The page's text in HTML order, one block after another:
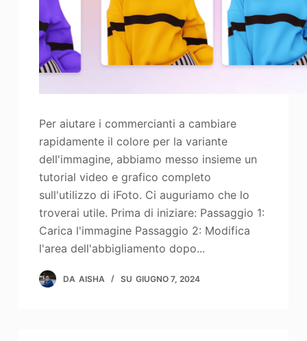
Per aiutare i commercianti a cambiare
rapidamente il colore per la variante
dell'immagine, abbiamo messo insieme un
tutorial video e grafico completo
sull'utilizzo di iFoto. Ci auguriamo che lo
troverai utile. Prima di iniziare: Passaggio 1:
Carica l'immagine Passaggio 2: Modifica
l'area dell'abbigliamento dopo...
DA AISHA SU GIUGNO 7, 2024